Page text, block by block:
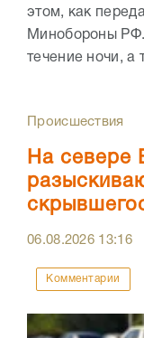
этом, как
Минобороны
течение ночи, а
Происшествия
На севере
06.08.2026 13:16
Комментарии